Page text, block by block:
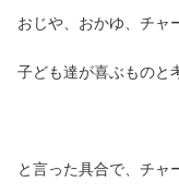
おじや、おかゆ、チャ
子ども達が喜ぶものと
と言った具合で、チャ